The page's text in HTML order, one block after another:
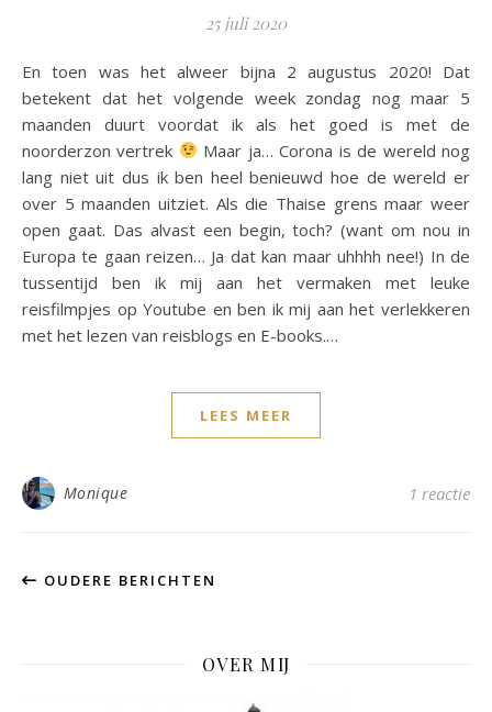
25 juli 2020
En toen was het alweer bijna 2 augustus 2020! Dat
betekent dat het volgende week zondag nog maar 5
maanden duurt voordat ik als het goed is met de
noorderzon vertrek
Maar ja… Corona is de wereld nog
lang niet uit dus ik ben heel benieuwd hoe de wereld er
over 5 maanden uitziet. Als die Thaise grens maar weer
open gaat. Das alvast een begin, toch? (want om nou in
Europa te gaan reizen… Ja dat kan maar uhhhh nee!) In de
tussentijd ben ik mij aan het vermaken met leuke
reisfilmpjes op Youtube en ben ik mij aan het verlekkeren
met het lezen van reisblogs en E-books.…
LEES MEER
Monique 1 reactie
OUDERE BERICHTEN
OVER MIJ